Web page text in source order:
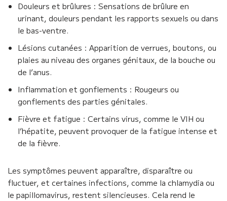
Douleurs et brûlures : Sensations de brûlure en
urinant, douleurs pendant les rapports sexuels ou dans
le bas-ventre.
Lésions cutanées : Apparition de verrues, boutons, ou
plaies au niveau des organes génitaux, de la bouche ou
de l’anus.
Inflammation et gonflements : Rougeurs ou
gonflements des parties génitales.
Fièvre et fatigue : Certains virus, comme le VIH ou
l’hépatite, peuvent provoquer de la fatigue intense et
de la fièvre.
Les symptômes peuvent apparaître, disparaître ou
fluctuer, et certaines infections, comme la chlamydia ou
le papillomavirus, restent silencieuses. Cela rend le